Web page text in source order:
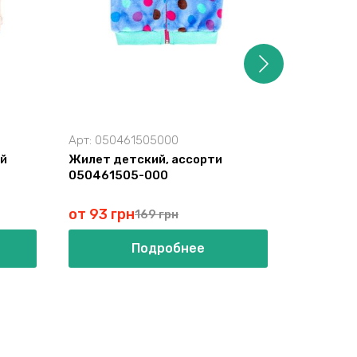
Арт: 050461505000
Жилет детский, ассорти
050461505-000
от 93 грн169 грн
Подробнее